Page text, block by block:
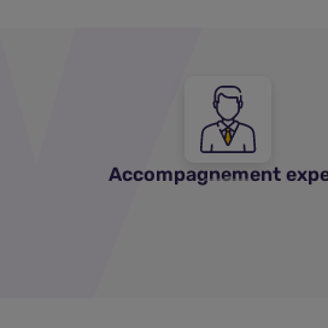
Accompagnement